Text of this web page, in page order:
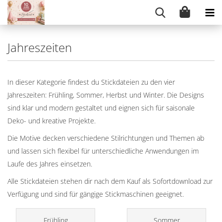
Jahreszeiten
In dieser Kategorie findest du Stickdateien zu den vier
Jahreszeiten: Frühling, Sommer, Herbst und Winter. Die Designs
sind klar und modern gestaltet und eignen sich für saisonale
Deko- und kreative Projekte.
Die Motive decken verschiedene Stilrichtungen und Themen ab
und lassen sich flexibel für unterschiedliche Anwendungen im
Laufe des Jahres einsetzen.
Alle Stickdateien stehen dir nach dem Kauf als Sofortdownload zur
Verfügung und sind für gängige Stickmaschinen geeignet.